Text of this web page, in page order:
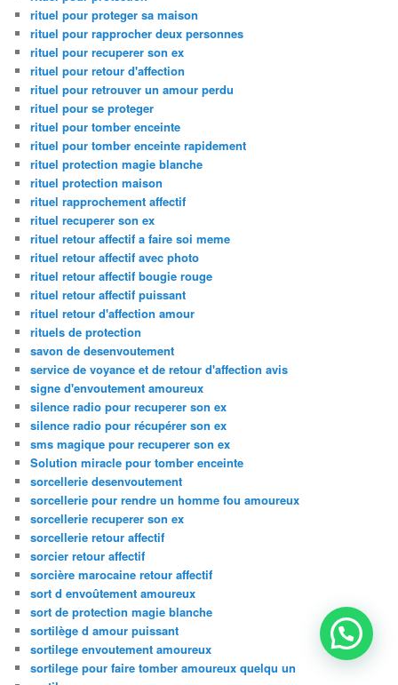
rituel pour proteger sa maison
rituel pour rapprocher deux personnes
rituel pour recuperer son ex
rituel pour retour d'affection
rituel pour retrouver un amour perdu
rituel pour se proteger
rituel pour tomber enceinte
rituel pour tomber enceinte rapidement
rituel protection magie blanche
rituel protection maison
rituel rapprochement affectif
rituel recuperer son ex
rituel retour affectif a faire soi meme
rituel retour affectif avec photo
rituel retour affectif bougie rouge
rituel retour affectif puissant
rituel retour d'affection amour
rituels de protection
savon de desenvoutement
service de voyance et de retour d'affection avis
signe d'envoutement amoureux
silence radio pour recuperer son ex
silence radio pour récupérer son ex
sms magique pour recuperer son ex
Solution miracle pour tomber enceinte
sorcellerie desenvoutement
sorcellerie pour rendre un homme fou amoureux
sorcellerie recuperer son ex
sorcellerie retour affectif
sorcier retour affectif
sorcière marocaine retour affectif
sort d envoûtement amoureux
sort de protection magie blanche
sortilège d amour puissant
sortilege envoutement amoureux
sortilege pour faire tomber amoureux quelqu un